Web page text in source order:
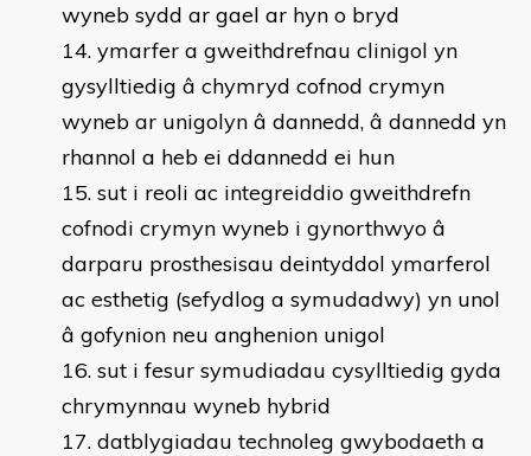
wyneb sydd ar gael ar hyn o bryd
ymarfer a gweithdrefnau clinigol yn
gysylltiedig â chymryd cofnod crymyn
wyneb ar unigolyn â dannedd, â dannedd yn
rhannol a heb ei ddannedd ei hun
sut i reoli ac integreiddio gweithdrefn
cofnodi crymyn wyneb i gynorthwyo â
darparu prosthesisau deintyddol ymarferol
ac esthetig (sefydlog a symudadwy) yn unol
â gofynion neu anghenion unigol
sut i fesur symudiadau cysylltiedig gyda
chrymynnau wyneb hybrid
datblygiadau technoleg gwybodaeth a